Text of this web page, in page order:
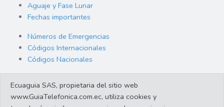
Aguaje y Fase Lunar
Fechas importantes
Números de Emergencias
Códigos Internacionales
Códigos Nacionales
Cambio de Divisas
Enlaces de interes
Ecuaguia SAS, propietaria del sitio web
www.GuiaTelefonica.com.ec, utiliza cookies y